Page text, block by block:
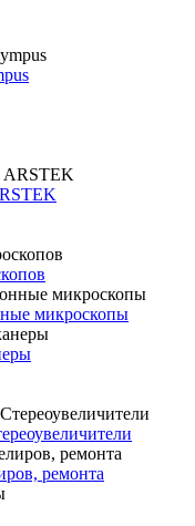
микроскопы
ремонта